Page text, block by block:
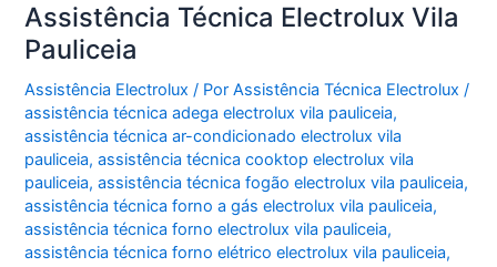
Assistência Técnica Electrolux Vila
Pauliceia
Assistência Electrolux / PorAssistência Técnica Electrolux/
assistência técnica adega electrolux vila pauliceia,
assistência técnica ar-condicionado electrolux vila
pauliceia,assistência técnica cooktop electrolux vila
pauliceia,assistência técnica fogão electrolux vila pauliceia,
assistência técnica forno a gás electrolux vila pauliceia,
assistência técnica forno electrolux vila pauliceia,
assistência técnica forno elétrico electrolux vila pauliceia,